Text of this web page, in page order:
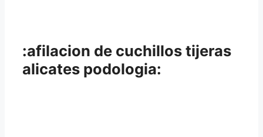
:afilacion de cuchillos tijeras
alicates podologia: